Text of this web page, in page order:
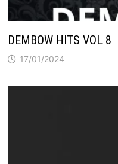
DEMBOW HITS VOL 8
17/01/2024